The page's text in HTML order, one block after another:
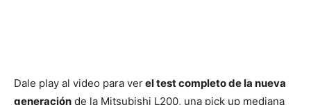
Dale play al video para verel test completo de la nueva
generación de la Mitsubishi L200, una pick up mediana